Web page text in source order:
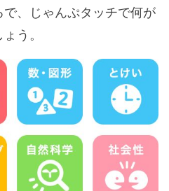
、じゃんぷタッチで何が
う。